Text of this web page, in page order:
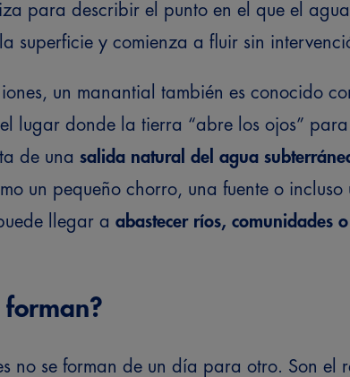
para describir el punto en el que el
superficie y comienza a fluir sin
un manantial también es conocido
lugar donde la tierra “abre los ojos”
de una salida natural del agua
un pequeño chorro, una fuente o
llegar a abastecer ríos, comunidades
forman?
no se forman de un día para otro. Son el